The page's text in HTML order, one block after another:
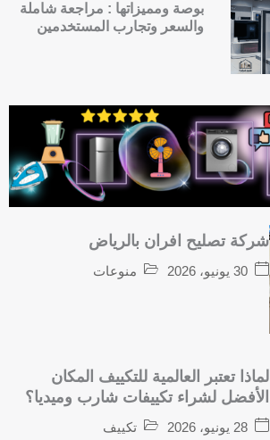
بوصة ومميزاتها : مراجعة شاملة
والسعر وتجارب المستخدمين
شركة تصليح افران بالرياض
30 يونيو، 2026 منوعات
لماذا تعتبر العالمية للتكييف المكان
الأفضل لشراء تكييفات شارب وميديا؟
28 يونيو، 2026 تكييف